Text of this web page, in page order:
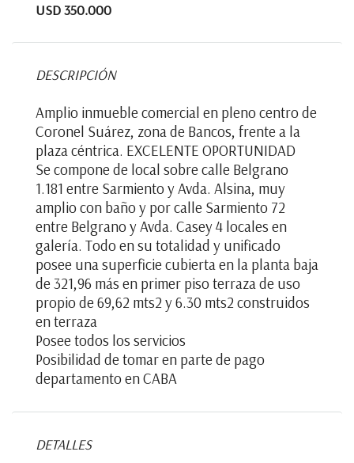
USD 350.000
DESCRIPCIÓN
Amplio inmueble comercial en pleno centro de
Coronel Suárez, zona de Bancos, frente a la
plaza céntrica. EXCELENTE OPORTUNIDAD
Se compone de local sobre calle Belgrano
1.181 entre Sarmiento y Avda. Alsina, muy
amplio con baño y por calle Sarmiento 72
entre Belgrano y Avda. Casey 4 locales en
galería. Todo en su totalidad y unificado
posee una superficie cubierta en la planta baja
de 321,96 más en primer piso terraza de uso
propio de 69,62 mts2 y 6.30 mts2 construidos
en terraza
Posee todos los servicios
Posibilidad de tomar en parte de pago
departamento en CABA
DETALLES